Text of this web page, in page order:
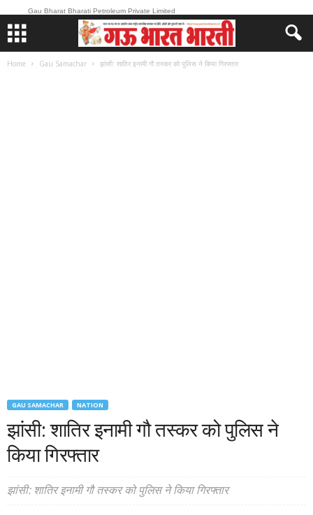
Gau Bharat Bharati Petroleum Private Limited
Home Gau Samachar झांसी: शातिर इनामी गौ तस्कर को पुलिस ने किया गिरफ्तार
GAU SAMACHAR NATION
झांसी: शातिर इनामी गौ तस्कर को पुलिस ने
किया गिरफ्तार
झांसी: शातिर इनामी गौ तस्कर को पुलिस ने किया गिरफ्तार